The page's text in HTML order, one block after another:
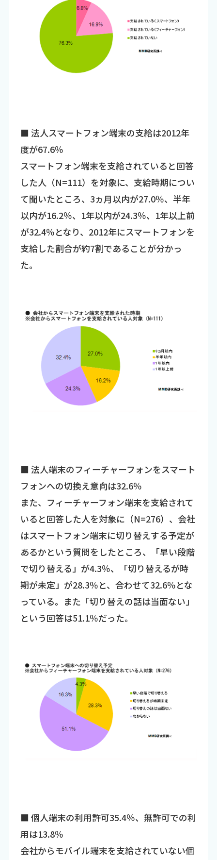
■ 法人スマートフォン端末の支給は2012年
度が67.6％
スマートフォン端末を支給されていると回答
した人（N=111）を対象に、支給時期につい
て聞いたところ、3ヵ月以内が27.0％、半年
以内が16.2％、1年以内が24.3％、1年以上前
が32.4％となり、2012年にスマートフォンを
支給した割合が約7割であることが分かっ
た。
■ 法人端末のフィーチャーフォンをスマート
フォンへの切換え意向は32.6％
また、フィーチャーフォン端末を支給されて
いると回答した人を対象に（N=276）、会社
はスマートフォン端末に切り替えする予定が
あるかという質問をしたところ、「早い段階
で切り替える」が4.3％、「切り替えるが時
期が未定」が28.3％と、合わせて32.6％とな
っている。また「切り替えの話は当面ない」
という回答は51.1％だった。
■ 個人端末の利用許可35.4％、無許可での利
用は13.8％
会社からモバイル端末を支給されていない個